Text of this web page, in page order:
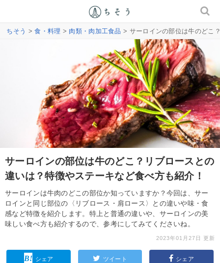
ちそう >食・料理 > 肉類・肉加工食品 > サーロインの部位は牛のどこ
サーロインの部位は牛のどこ？リブロースとの
違いは？特徴やステーキなど食べ方も紹介！
サーロインは牛肉のどこの部位か知っていますか？今回は、サー
ロインと同じ部位の〈リブロース・肩ロース〉との違いや味・食
感など特徴を紹介します。特上と普通の違いや、サーロインの美
味しい食べ方も紹介するので、参考にしてみてくださいね。
2023年01月27日 更新
シェア ツイート シェア